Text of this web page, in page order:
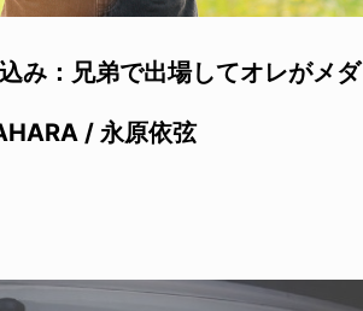
み：兄弟で出場してオレがメダ
/ 永原依弦